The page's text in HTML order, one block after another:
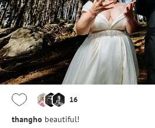
16
thangho beautiful!